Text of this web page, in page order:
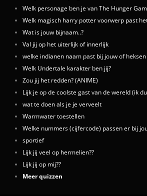
Welk personage ben je van The Hunger
Welk magisch harry potter voorwerp past
Wat is jouw bijnaam..?
Val jij op het uiterlijk of innerlijk
welke indianen naam past bij jouw of
Welk Undertale karakter ben jij?
Zou jij het redden? (ANIME)
Lijk je op de coolste gast van de wereld (ik
wat te doen als je je verveelt
Warmwater toestellen
Welke nummers (cijfercode) passen er bij
sportief
Lijk jij veel op hermelien??
Lijk jij op mij??
Meer quizzen